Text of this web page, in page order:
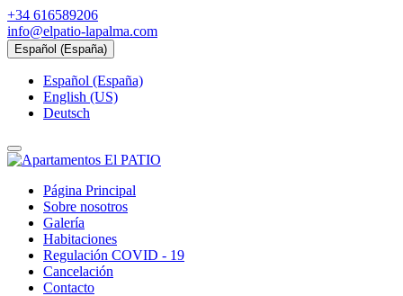
+34 616589206
info@elpatio-lapalma.com
Español (España)
Español (España)
English (US)
Deutsch
Página Principal
Sobre nosotros
Galería
Habitaciones
Regulación COVID - 19
Cancelación
Contacto